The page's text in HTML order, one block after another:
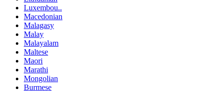
Luxembou..
Macedonian
Malagasy
Malay
Malayalam
Maltese
Maori
Marathi
Mongolian
Burmese